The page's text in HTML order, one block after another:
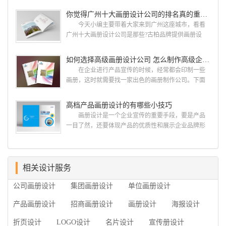
国网络应用的现状和趋势有很深的...
设计画册设计两个都是不能缺少的。标志设计画册设
计 简练、概括、完美!即要成功到几乎找不至更好
的替代方案的程度是我们的目标，其难度比之其它任
用目的、适用范畴并深刻...
你觉得广州十大画册设计公司的排名真的重要吗？
今天小编主要带着大家来到广州这座城市，看看
广州十大画册设计公司是那些?古柏品牌提供画册设
计经验,服务过3000多家的广州集团/单位/产品/目录画
册设计/印刷公司。相信不少喜欢设计的小伙伴都会对
今天的内容感兴趣吧! 一、广州的古柏设计 古
广的专业...
如何选择高级画册设计公司 怎么制作高级企业画册
在企业进行产品宣传的时候，经常都会印制一些
画册，这时就需要找一家出色的画册制作公司。下面
司，怎么制作高级企业画册?高级画册设计公司 如
何选择高级画册设计公司 首先是员工的能力是否
过硬。这包括调研人员观察捕捉信息、与企业顺利沟
练掌握制作软件，深谙画册设...
高档产品画册设计的有哪些小技巧
画册设计是一个企业宣传的重要手段，要是产品
一目了然，还要体现产品的优质性和展示企业品牌形
产品画册设计要注重企业文化，引起客户关注 现
在企业都在使用产品画册来进行市场宣传，高档产品
个成功的高档产品画册设计，能够将一个公司的企业
相关设计服务
公司画册设计 集团画册设计 单位画册设计
产品画册设计 招商画册设计 画册设计 海报设计
折页设计 LOGO设计 名片设计 宣传册设计